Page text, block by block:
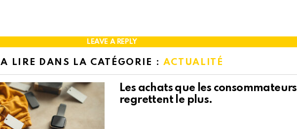
LEAVE A REPLY
A LIRE DANS LA CATÉGORIE : ACTUALITÉ
Les achats que les consommateurs
regrettent le plus.